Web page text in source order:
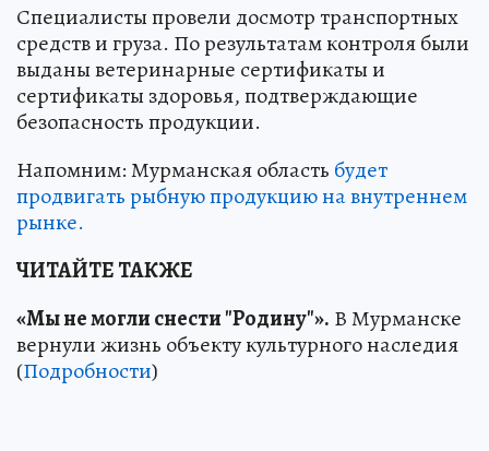
Специалисты провели досмотр транспортных
средств и груза. По результатам контроля были
выданы ветеринарные сертификаты и
сертификаты здоровья, подтверждающие
безопасность продукции.
Напомним: Мурманская область будет
продвигать рыбную продукцию на внутреннем
рынке.
ЧИТАЙТЕ ТАКЖЕ
«Мы не могли снести "Родину"». В Мурманске
вернули жизнь объекту культурного наследия
(Подробности)